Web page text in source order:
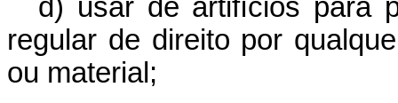
d) usar de artifícios para
regular de direito por
ou material;